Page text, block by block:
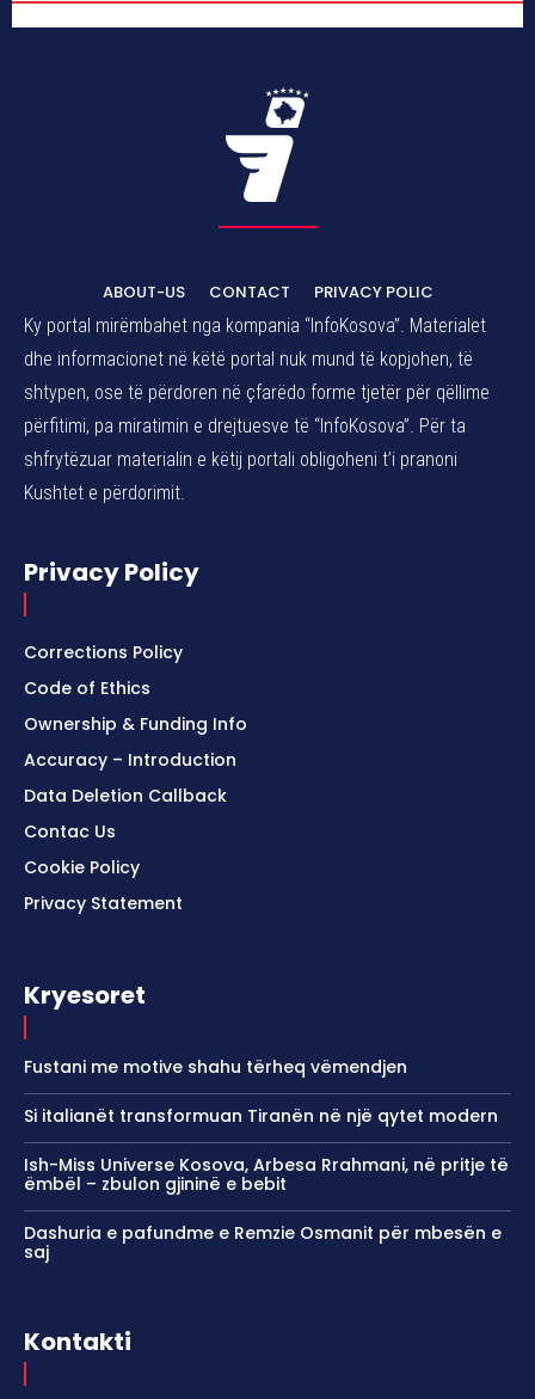
ABOUT-US CONTACT
PRIVACY POLIC
Ky portal mirëmbahet nga kompania “InfoKosova”. Materialet
dhe informacionet në këtë portal nuk mund të kopjohen, të
shtypen, ose të përdoren në çfarëdo forme tjetër për qëllime
përfitimi, pa miratimin e drejtuesve të “InfoKosova”. Për ta
shfrytëzuar materialin e këtij portali obligoheni t’i pranoni
Kushtet e përdorimit.
Privacy Policy
Corrections Policy
Code of Ethics
Ownership & Funding Info
Accuracy – Introduction
Data Deletion Callback
Contac Us
Cookie Policy
Privacy Statement
Kryesoret
Fustani me motive shahu tërheq vëmendjen
Si italianët transformuan Tiranën në një qytet modern
Ish-Miss Universe Kosova, Arbesa Rrahmani, në pritje të
ëmbël – zbulon gjininë e bebit
Dashuria e pafundme e Remzie Osmanit për mbesën e
saj
Kontakti